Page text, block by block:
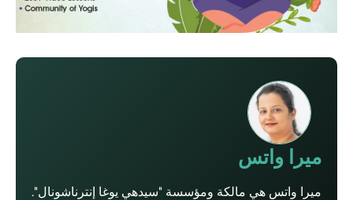
ميرا واتس
ميرا واتس هي مالكة ومؤسسة "سيدهي يوغا إنترناشونال".